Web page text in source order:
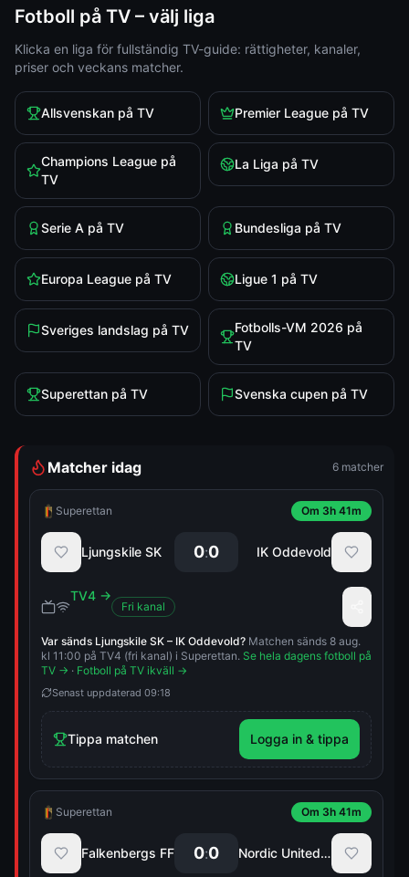
Fotboll på TV – välj liga
Klicka en liga för fullständig TV-guide: rättigheter, kanaler,
priser och veckans matcher.
Allsvenskan på TV Premier League på TV
Champions League på
TV
La Liga på TV
Serie A på TV Bundesliga på TV
Europa League på TV Ligue 1 på TV
Sveriges landslag på TV
Fotbolls-VM 2026 på
TV
Superettan på TV Svenska cupen på TV
Matcher idag 6 matcher
Superettan Om 3h 41m
Ljungskile SK 0:0 IK Oddevold
TV4 →
Fri kanal
Var sänds Ljungskile SK – IK Oddevold? Matchen sänds 8 aug.
kl 11:00 på TV4 (fri kanal) i Superettan. Se hela dagens fotboll på
TV → · Fotboll på TV ikväll →
Senast uppdaterad 09:18
Tippa matchen Logga in & tippa
Superettan Om 3h 41m
Falkenbergs FF 0:0 Nordic United FC